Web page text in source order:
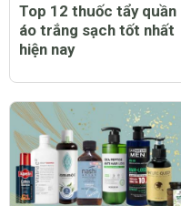
Top 12 thuốc tẩy quần
áo trắng sạch tốt nhất
hiện nay